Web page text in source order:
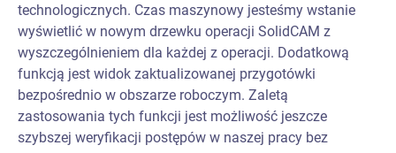
technologicznych. Czas maszynowy jesteśmy wstanie
wyświetlić w nowym drzewku operacji SolidCAM z
wyszczególnieniem dla każdej z operacji. Dodatkową
funkcją jest widok zaktualizowanej przygotówki
bezpośrednio w obszarze roboczym. Zaletą
zastosowania tych funkcji jest możliwość jeszcze
szybszej weryfikacji postępów w naszej pracy bez